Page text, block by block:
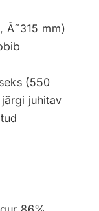
Ã˜315 mm)
(550
juhitav